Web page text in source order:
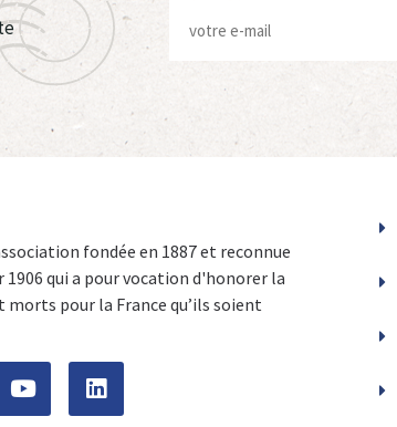
fondée en 1887 et reconnue
qui a pour vocation d'honorer la
morts pour la France qu’ils soient